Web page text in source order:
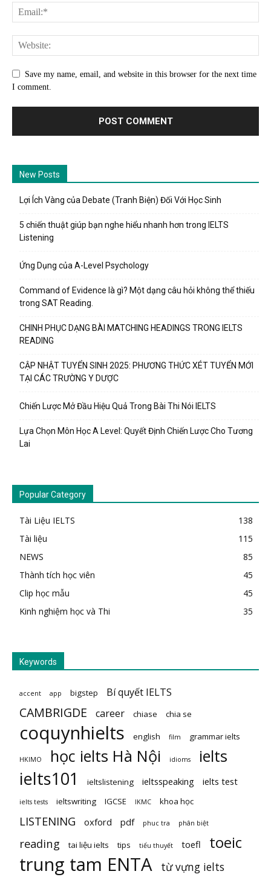
Save my name, email, and website in this browser for the next time
I comment.
New Posts
Lợi Ích Vàng của Debate (Tranh Biện) Đối Với Học Sinh
5 chiến thuật giúp bạn nghe hiểu nhanh hơn trong IELTS
Listening
Ứng Dụng của A-Level Psychology
Command of Evidence là gì? Một dạng câu hỏi không thể thiếu
trong SAT Reading.
CHINH PHỤC DẠNG BÀI MATCHING HEADINGS TRONG IELTS
READING
CẬP NHẬT TUYỂN SINH 2025: PHƯƠNG THỨC XÉT TUYỂN MỚI
TẠI CÁC TRƯỜNG Y DƯỢC
Chiến Lược Mở Đầu Hiệu Quả Trong Bài Thi Nói IELTS
Lựa Chọn Môn Học A Level: Quyết Định Chiến Lược Cho Tương
Lai
Popular Category
Tài Liệu IELTS
138
Tài liệu
115
NEWS
85
Thành tích học viên
45
Clip học mẫu
45
Kinh nghiệm học và Thi
35
Keywords
accent app bigstep Bí quyết IELTS
CAMBRIGDE career chiase chia se
coquynhielts english film grammar ielts
HKIMO học ielts Hà Nội idioms ielts
ielts101 ieltslistening ieltsspeaking ielts test
ielts tests ieltswriting IGCSE IKMC khoa học
LISTENING oxford pdf phuc tra phân biệt
reading tai liệu ielts tips tiểu thuyết toefl toeic
trung tam ENTA từ vựng ielts